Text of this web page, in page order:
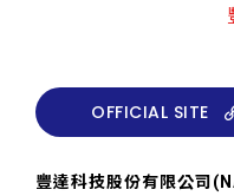
OFFICIAL SITE
豐達科技股份有限公司